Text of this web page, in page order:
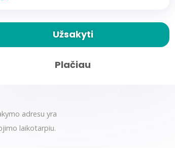
Užsakyti
Plačiau
adresu yra
laikotarpiu.